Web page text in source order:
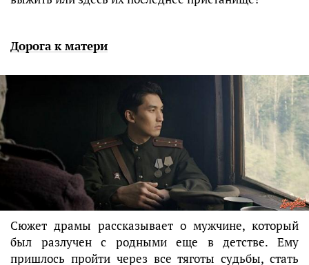
Дорога к матери
Сюжет драмы рассказывает о мужчине, который
был разлучен с родными еще в детстве. Ему
пришлось пройти через все тяготы судьбы, стать